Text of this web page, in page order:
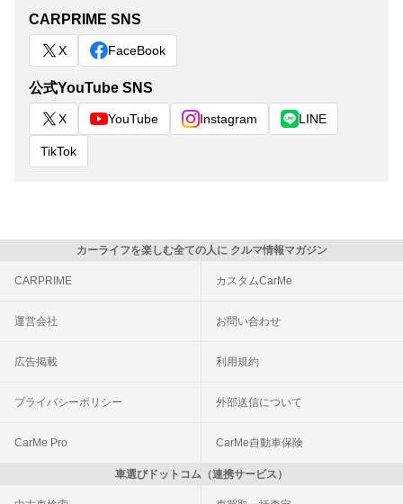
CARPRIME SNS
X FaceBook
公式YouTube SNS
X YouTube Instagram LINE
TikTok
カーライフを楽しむ全ての人に クルマ情報マガジン
CARPRIME カスタムCarMe
運営会社 お問い合わせ
広告掲載 利用規約
プライバシーポリシー 外部送信について
CarMe Pro CarMe自動車保険
車選びドットコム（連携サービス）